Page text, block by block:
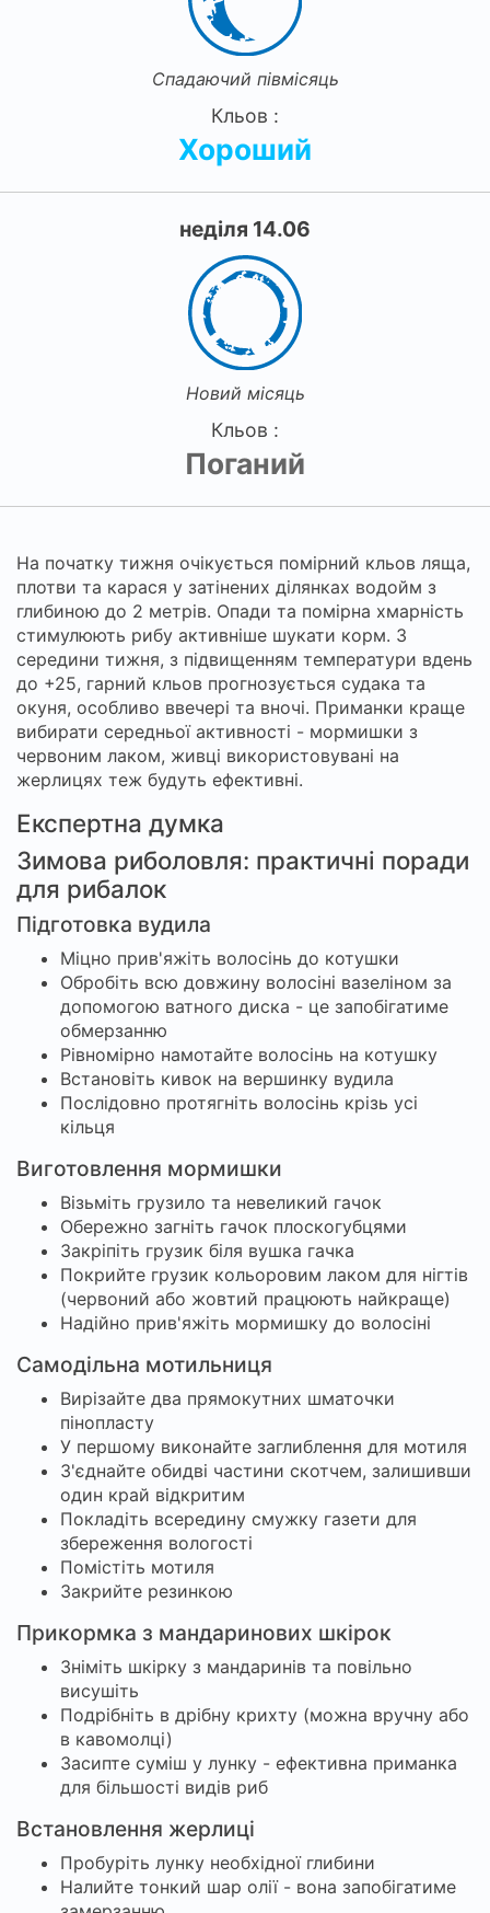
Спадаючий півмісяць
Кльов :
Хороший
неділя 14.06
Новий місяць
Кльов :
Поганий
На початку тижня очікується помірний кльов ляща,
плотви та карася у затінених ділянках водойм з
глибиною до 2 метрів. Опади та помірна хмарність
стимулюють рибу активніше шукати корм. З
середини тижня, з підвищенням температури вдень
до +25, гарний кльов прогнозується судака та
окуня, особливо ввечері та вночі. Приманки краще
вибирати середньої активності - мормишки з
червоним лаком, живці використовувані на
жерлицях теж будуть ефективні.
Експертна думка
Зимова риболовля: практичні поради
для рибалок
Підготовка вудила
Міцно прив'яжіть волосінь до котушки
Обробіть всю довжину волосіні вазеліном за
допомогою ватного диска - це запобігатиме
обмерзанню
Рівномірно намотайте волосінь на котушку
Встановіть кивок на вершинку вудила
Послідовно протягніть волосінь крізь усі
кільця
Виготовлення мормишки
Візьміть грузило та невеликий гачок
Обережно загніть гачок плоскогубцями
Закріпіть грузик біля вушка гачка
Покрийте грузик кольоровим лаком для нігтів
(червоний або жовтий працюють найкраще)
Надійно прив'яжіть мормишку до волосіні
Самодільна мотильниця
Вирізайте два прямокутних шматочки
пінопласту
У першому виконайте заглиблення для мотиля
З'єднайте обидві частини скотчем, залишивши
один край відкритим
Покладіть всередину смужку газети для
збереження вологості
Помістіть мотиля
Закрийте резинкою
Прикормка з мандаринових шкірок
Зніміть шкірку з мандаринів та повільно
висушіть
Подрібніть в дрібну крихту (можна вручну або
в кавомолці)
Засипте суміш у лунку - ефективна приманка
для більшості видів риб
Встановлення жерлиці
Пробуріть лунку необхідної глибини
Налийте тонкий шар олії - вона запобігатиме